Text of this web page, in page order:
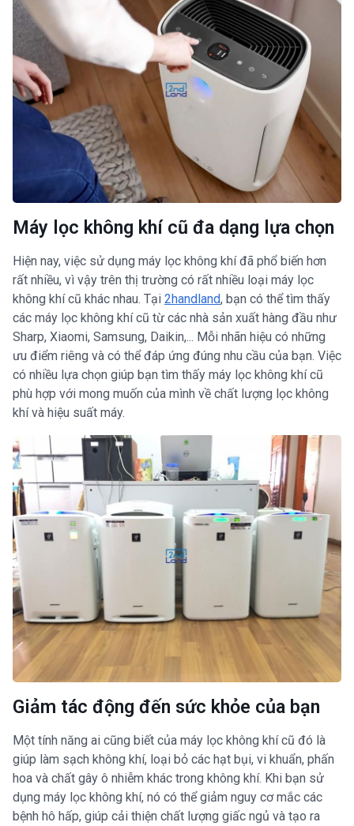
Máy lọc không khí cũ đa dạng lựa chọn
Hiện nay, việc sử dụng máy lọc không khí đã phổ biến hơn
rất nhiều, vì vậy trên thị trường có rất nhiều loại máy lọc
không khí cũ khác nhau. Tại 2handland, bạn có thể tìm thấy
các máy lọc không khí cũ từ các nhà sản xuất hàng đầu như
Sharp, Xiaomi, Samsung, Daikin,... Mỗi nhãn hiệu có những
ưu điểm riêng và có thể đáp ứng đúng nhu cầu của bạn. Việc
có nhiều lựa chọn giúp bạn tìm thấy máy lọc không khí cũ
phù hợp với mong muốn của mình về chất lượng lọc không
khí và hiệu suất máy.
Giảm tác động đến sức khỏe của bạn
Một tính năng ai cũng biết của máy lọc không khí cũ đó là
giúp làm sạch không khí, loại bỏ các hạt bụi, vi khuẩn, phấn
hoa và chất gây ô nhiễm khác trong không khí. Khi bạn sử
dụng máy lọc không khí, nó có thể giảm nguy cơ mắc các
bệnh hô hấp, giúp cải thiện chất lượng giấc ngủ và tạo ra